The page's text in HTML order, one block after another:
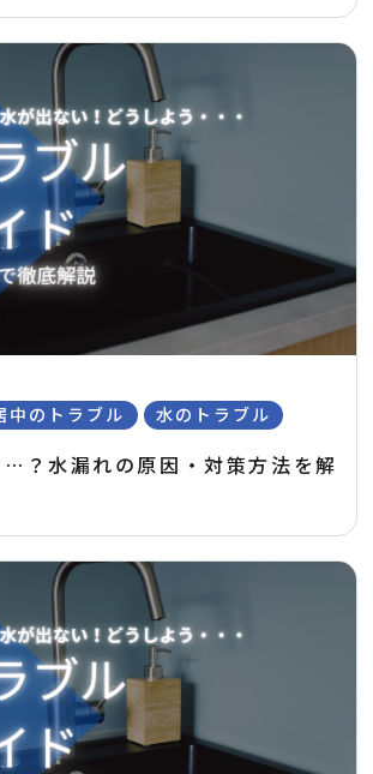
中のトラブル 水のトラブル
？水漏れの原因・対策方法を解